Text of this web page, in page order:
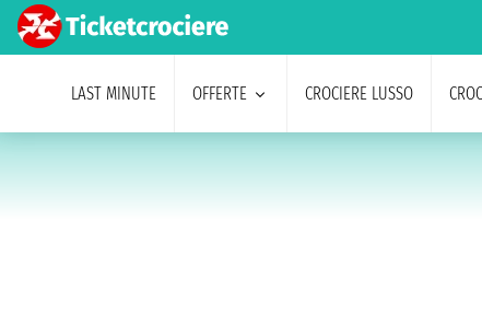
LAST MINUTE OFFERTE CROCIERE LUSSO